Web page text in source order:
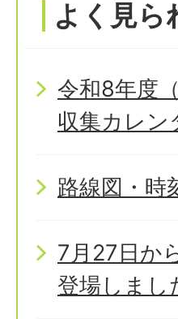
よく見ら
令和8年度
収集カレン
路線図・時
7月27日か
登場しまし